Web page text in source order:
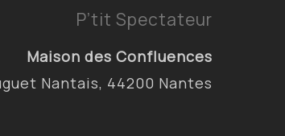
P’tit Spectateur
Maison des Confluences
Nantais, 44200 Nantes